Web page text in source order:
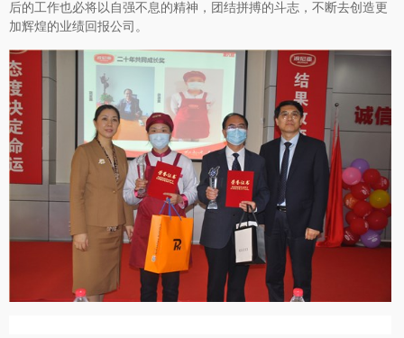
后的工作也必将以自强不息的精神，团结拼搏的斗志，不断去创造更
加辉煌的业绩回报公司。